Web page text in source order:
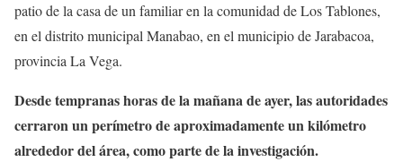
patio de la casa de un familiar en la comunidad de Los Tablones,
en el distrito municipal Manabao, en el municipio de Jarabacoa,
provincia La Vega.
Desde tempranas horas de la mañana de ayer, las autoridades
cerraron un perímetro de aproximadamente un kilómetro
alrededor del área, como parte de la investigación.